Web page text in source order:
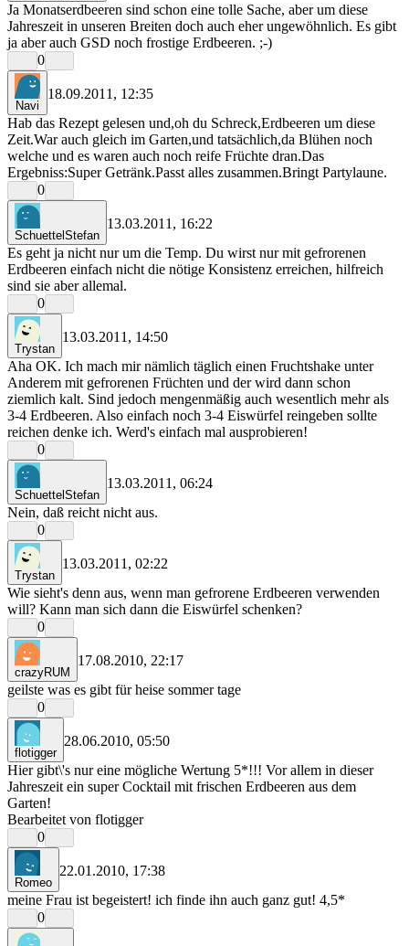
Ja Monatserdbeeren sind schon eine tolle Sache, aber um diese
Jahreszeit in unseren Breiten doch auch eher ungewöhnlich. Es gibt
ja aber auch GSD noch frostige Erdbeeren. ;-)
0
Navi
18.09.2011, 12:35
Hab das Rezept gelesen und,oh du Schreck,Erdbeeren um diese
Zeit.War auch gleich im Garten,und tatsächlich,da Blühen noch
welche und es waren auch noch reife Früchte dran.Das
Ergebniss:Super Getränk.Passt alles zusammen.Bringt Partylaune.
0
SchuettelStefan
13.03.2011, 16:22
Es geht ja nicht nur um die Temp. Du wirst nur mit gefrorenen
Erdbeeren einfach nicht die nötige Konsistenz erreichen, hilfreich
sind sie aber allemal.
0
Trystan
13.03.2011, 14:50
Aha OK. Ich mach mir nämlich täglich einen Fruchtshake unter
Anderem mit gefrorenen Früchten und der wird dann schon
ziemlich kalt. Sind jedoch mengenmäßig auch wesentlich mehr als
3-4 Erdbeeren. Also einfach noch 3-4 Eiswürfel reingeben sollte
reichen denke ich. Werd's einfach mal ausprobieren!
0
SchuettelStefan
13.03.2011, 06:24
Nein, daß reicht nicht aus.
0
Trystan
13.03.2011, 02:22
Wie sieht's denn aus, wenn man gefrorene Erdbeeren verwenden
will? Kann man sich dann die Eiswürfel schenken?
0
crazyRUM
17.08.2010, 22:17
geilste was es gibt für heise sommer tage
0
flotigger
28.06.2010, 05:50
Hier gibt\'s nur eine mögliche Wertung 5*!!! Vor allem in dieser
Jahreszeit ein super Cocktail mit frischen Erdbeeren aus dem
Garten!
Bearbeitet von flotigger
0
Romeo
22.01.2010, 17:38
meine Frau ist begeistert! ich finde ihn auch ganz gut! 4,5*
0